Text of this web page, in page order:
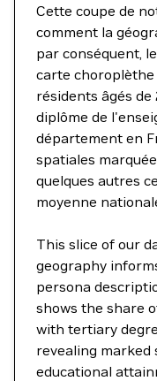
Cette coupe de
comment la
par conséquent,
carte
résidents âgés
diplôme de
département en
spatiales
quelques autres
moyenne
This slice of our
geography
persona
shows the share
with tertiary
revealing
educational